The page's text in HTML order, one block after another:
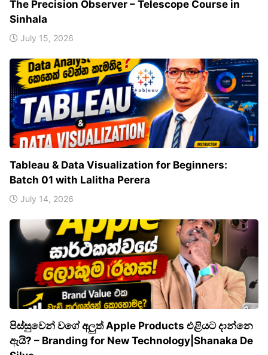
The Precision Observer – Telescope Course in
Sinhala
July 15, 2026
Tableau & Data Visualization for Beginners:
Batch 01 with Lalitha Perera
July 14, 2026
පිස්සුවෙන් වගේ අලුත් Apple Products එළියට දාන්නෙ
ඇයි? – Branding for New Technology|Shanaka De